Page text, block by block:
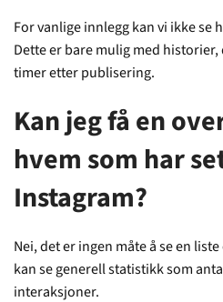
For vanlige innlegg kan vi ikke se
Dette er bare mulig med historier,
timer etter publisering.
Kan jeg få en
hvem som har
Instagram?
Nei, det er ingen måte å se en
kan se generell statistikk som
interaksjoner.